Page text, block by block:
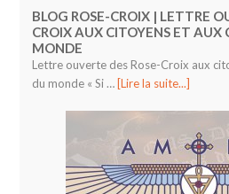
BLOG ROSE-CROIX | LETTRE
CROIX AUX CITOYENS ET AUX
MONDE
Lettre ouverte des Rose-Croix aux
du monde « Si … [Lire la suite...]